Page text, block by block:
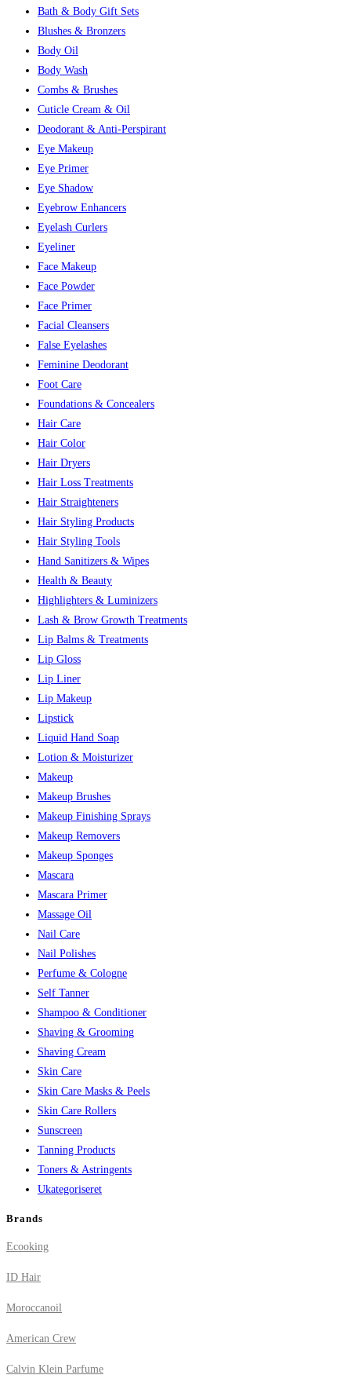
Bath & Body Gift Sets
Blushes & Bronzers
Body Oil
Body Wash
Combs & Brushes
Cuticle Cream & Oil
Deodorant & Anti-Perspirant
Eye Makeup
Eye Primer
Eye Shadow
Eyebrow Enhancers
Eyelash Curlers
Eyeliner
Face Makeup
Face Powder
Face Primer
Facial Cleansers
False Eyelashes
Feminine Deodorant
Foot Care
Foundations & Concealers
Hair Care
Hair Color
Hair Dryers
Hair Loss Treatments
Hair Straighteners
Hair Styling Products
Hair Styling Tools
Hand Sanitizers & Wipes
Health & Beauty
Highlighters & Luminizers
Lash & Brow Growth Treatments
Lip Balms & Treatments
Lip Gloss
Lip Liner
Lip Makeup
Lipstick
Liquid Hand Soap
Lotion & Moisturizer
Makeup
Makeup Brushes
Makeup Finishing Sprays
Makeup Removers
Makeup Sponges
Mascara
Mascara Primer
Massage Oil
Nail Care
Nail Polishes
Perfume & Cologne
Self Tanner
Shampoo & Conditioner
Shaving & Grooming
Shaving Cream
Skin Care
Skin Care Masks & Peels
Skin Care Rollers
Sunscreen
Tanning Products
Toners & Astringents
Ukategoriseret
Brands
Ecooking
ID Hair
Moroccanoil
American Crew
Calvin Klein Parfume